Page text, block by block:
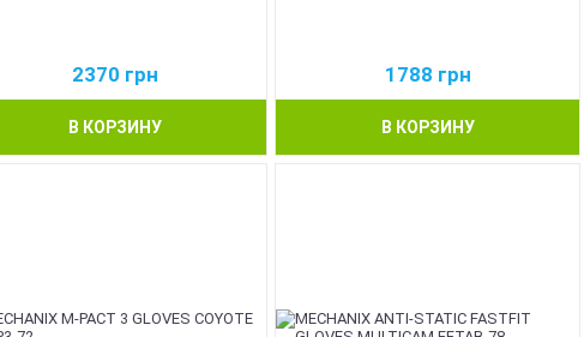
2370 грн
В КОРЗИНУ
1788 грн
В КОРЗИНУ